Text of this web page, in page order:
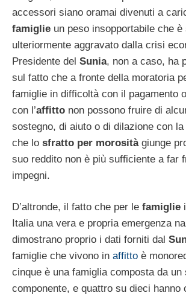
accessori siano oramai divenuti a
famiglie un peso insopportabile che è
ulteriormente aggravato dalla crisi
Presidente del Sunia, non a caso, ha
sul fatto che a fronte della moratoria
famiglie in difficoltà con il pagamento
con l’affitto non possono fruire di
sostegno, di aiuto o di dilazione con
che lo sfratto per morositàgiunge
suo reddito non è più sufficiente a far
impegni.
D’altronde, il fatto che per le famiglie
Italia una vera e propria emergenza
dimostrano proprio i dati forniti dal
famiglie che vivono in affitto è
cinque è una famiglia composta da un
componente, e quattro su dieci hanno